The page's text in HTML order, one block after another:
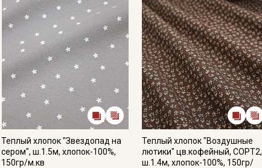
Теплый хлопок "Звездопад на
сером", ш.1.5м, хлопок-100%,
150гр/м.кв
Теплый хлопок "Воздушные
лютики" цв.кофейный, СОРТ2,
ш.1.4м, хлопок-100%, 150гр/